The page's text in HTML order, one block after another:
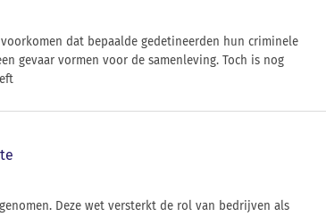
dat bepaalde gedetineerden hun criminele
gevaar vormen voor de samenleving. Toch is nog
Deze wet versterkt de rol van bedrijven als